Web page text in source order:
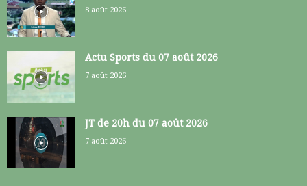
8 août 2026
Actu Sports du 07 août 2026
7 août 2026
JT de 20h du 07 août 2026
7 août 2026